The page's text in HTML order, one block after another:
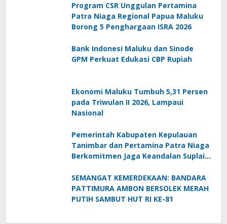
Program CSR Unggulan Pertamina
Patra Niaga Regional Papua Maluku
Borong 5 Penghargaan ISRA 2026
Bank Indonesi Maluku dan Sinode
GPM Perkuat Edukasi CBP Rupiah
Ekonomi Maluku Tumbuh 5,31 Persen
pada Triwulan II 2026, Lampaui
Nasional
Pemerintah Kabupaten Kepulauan
Tanimbar dan Pertamina Patra Niaga
Berkomitmen Jaga Keandalan Suplai
SEMANGAT KEMERDEKAAN: BANDARA
PATTIMURA AMBON BERSOLEK MERAH
PUTIH SAMBUT HUT RI KE-81